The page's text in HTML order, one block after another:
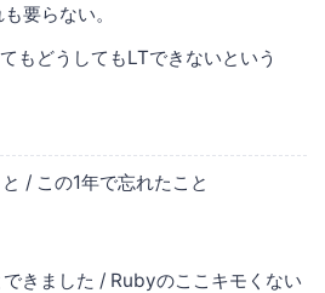
要らない。
もどうしてもLTできないという
/ この1年で忘れたこと
きました / Rubyのここキモくない